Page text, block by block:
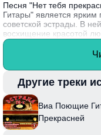
Песня "Нет тебя
Гитары" является
советской эстрады. В
восхищение красотой
создают атмосферу
светлых эмоций и
ВИА "Поющие Гитары"
завоевала
сочетанию народной и
признание.
Другие треки
Виа Поющие
Прекрасней